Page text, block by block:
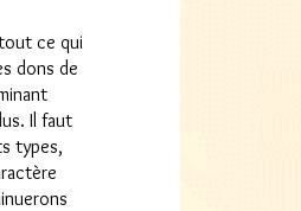
ce qui
dons de
Il faut
types,